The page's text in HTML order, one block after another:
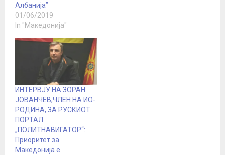
Албанија”
01/06/2019
In "Македонија"
ИНТЕРВЈУ НА ЗОРАН
ЈОВАНЧЕВ,ЧЛЕН НА ИО-
РОДИНА, ЗА РУСКИОТ
ПОРТАЛ
„ПОЛИТНАВИГАТОР“:
Приоритет за
Македонија е